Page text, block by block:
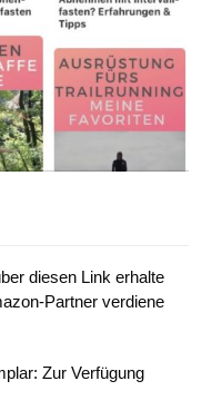
diesen Link erhalte
Partner verdiene
Zur Verfügung